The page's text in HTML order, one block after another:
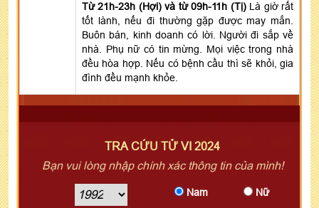
Từ 21h-23h (Hợi) và từ 09h-11h (Tị) Là giờ rất
tốt lành, nếu đi thường gặp được may mắn.
Buôn bán, kinh doanh có lời. Người đi sắp về
nhà. Phụ nữ có tin mừng. Mọi việc trong nhà
đều hòa hợp. Nếu có bệnh cầu thì sẽ khỏi, gia
đình đều mạnh khỏe.
TRA CỨU TỬ VI 2024
Bạn vui lòng nhập chính xác thông tin của mình!
Nam Nữ